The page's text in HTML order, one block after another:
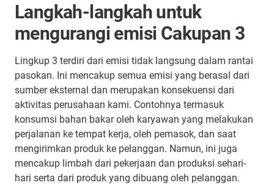
Langkah-langkah untuk
mengurangi emisi Cakupan 3
Lingkup 3 terdiri dari emisi tidak langsung dalam rantai
pasokan. Ini mencakup semua emisi yang berasal dari
sumber eksternal dan merupakan konsekuensi dari
aktivitas perusahaan kami. Contohnya termasuk
konsumsi bahan bakar oleh karyawan yang melakukan
perjalanan ke tempat kerja, oleh pemasok, dan saat
mengirimkan produk ke pelanggan. Namun, ini juga
mencakup limbah dari pekerjaan dan produksi sehari-
hari serta dari produk yang dibuang oleh pelanggan.